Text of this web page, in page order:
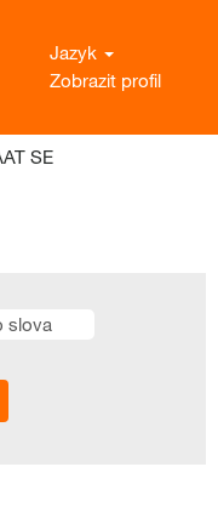
Jazyk
Zobrazit profil
SE(aktuální